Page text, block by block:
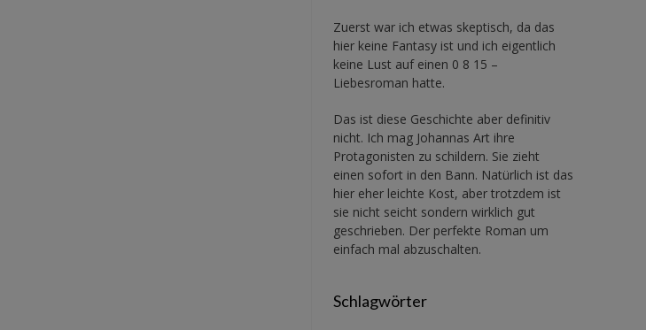
Zuerst war ich etwas skeptisch, da das
hier keine Fantasy ist und ich eigentlich
keine Lust auf einen 0 8 15 –
Liebesroman hatte.
Das ist diese Geschichte aber definitiv
nicht. Ich mag Johannas Art ihre
Protagonisten zu schildern. Sie zieht
einen sofort in den Bann. Natürlich ist das
hier eher leichte Kost, aber trotzdem ist
sie nicht seicht sondern wirklich gut
geschrieben. Der perfekte Roman um
einfach mal abzuschalten.
Schlagwörter